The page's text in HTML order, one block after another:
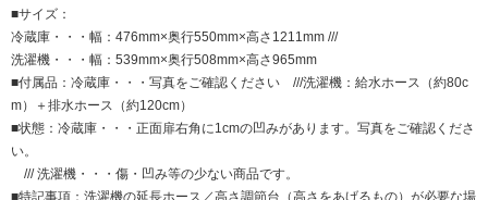
■サイズ：
冷蔵庫・・・幅：476mm×奥行550mm×高さ1211mm ///
洗濯機・・・幅：539mm×奥行508mm×高さ965mm
■付属品：冷蔵庫・・・写真をご確認ください ///洗濯機：給水ホース（約80c
m）＋排水ホース（約120cm）
■状態：冷蔵庫・・・正面扉右角に1cmの凹みがあります。写真をご確認くださ
い。
/// 洗濯機・・・傷・凹み等の少ない商品です。
■特記事項：洗濯機の延長ホース／高さ調節台（高さをあげるもの）が必要な場